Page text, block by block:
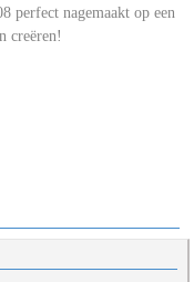
perfect nagemaakt op een
creëren!